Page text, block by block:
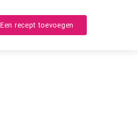
Een recept toevoegen